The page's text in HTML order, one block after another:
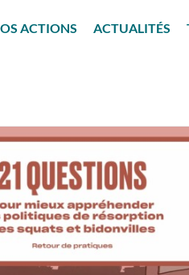
ACTIONS ACTUALITÉS